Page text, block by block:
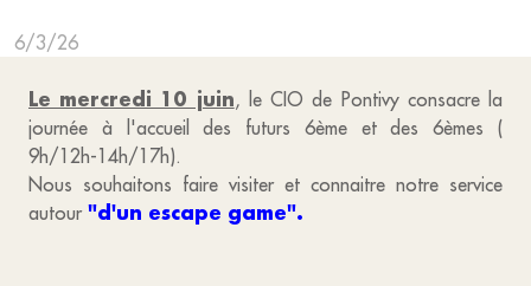
6/3/26
Le mercredi 10 juin, le CIO de Pontivy consacre la
journée à l'accueil des futurs 6ème et des 6èmes (
9h/12h-14h/17h).
Nous souhaitons faire visiter et connaitre notre service
autour "d'un escape game".